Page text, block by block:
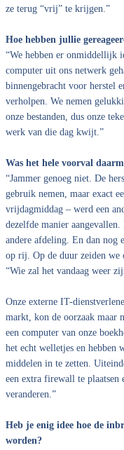
ze terug “vrij” te krijgen.”
Hoe hebben jullie
“We hebben er onmiddellijk
computer uit ons netwerk
binnengebracht voor herstel
verholpen. We nemen
onze bestanden, dus onze
werk van die dag kwijt.”
Was het hele voorval
“Jammer genoeg niet. De
gebruik nemen, maar exact
vrijdagmiddag – werd een
dezelfde manier
andere afdeling. En dan nog
op rij. Op de duur zeiden we
“Wie zal het vandaag weer
Onze externe IT-
markt, kon de oorzaak maar
een computer van onze
het echt welletjes en hebben
middelen in te zetten.
een extra firewall te plaatsen
veranderen.”
Heb je enig idee hoe de
worden?